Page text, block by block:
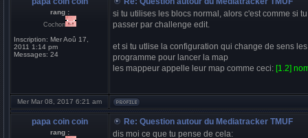
rang :
Cochon
Inscription: Mer Aoû 17,
2011 1:14 pm
Messages: 24
si tu utilises les blocs normal, alors c'est comme si
passer par challenge edit.
et si tu utlise la configuration qui change de sens
programme pour lancer la map
les mappeur appelle leur map comme ceci: [1.2]
Mer Mar 08, 2017 6:21 am
papa coin coin
rang :
Re: Question autour du Mediatracker TMUF
dis moi ce que tu pense de cela: